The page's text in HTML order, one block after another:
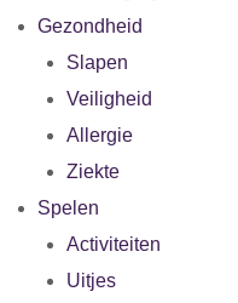
Gezondheid
Slapen
Veiligheid
Allergie
Ziekte
Spelen
Activiteiten
Uitjes